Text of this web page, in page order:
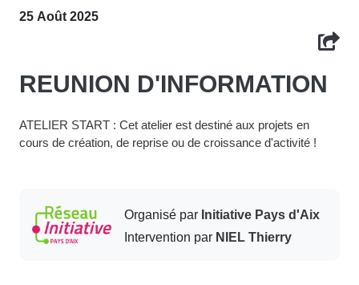
25 Août 2025
REUNION D'INFORMATION
ATELIER START : Cet atelier est destiné aux projets en
cours de création, de reprise ou de croissance d'activité !
Organisé parInitiative Pays d'Aix
Intervention parNIEL Thierry